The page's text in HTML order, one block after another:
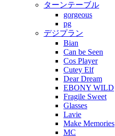
ターンテーブル
gorgeous
pg
デジプラン
Bian
Can be Seen
Cos Player
Cutey Elf
Dear Dream
EBONY WILD
Fragile Sweet
Glasses
Lavie
Make Memories
MC